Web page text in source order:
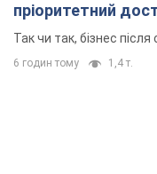
пріоритетний
приміщень
Так чи так, бізнес
6 годин тому 1,4 т.